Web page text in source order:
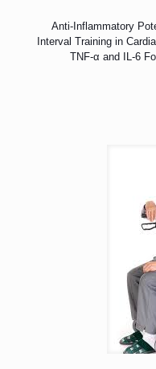
Anti-Inflammatory
Interval Training in
TNF-α and IL-6